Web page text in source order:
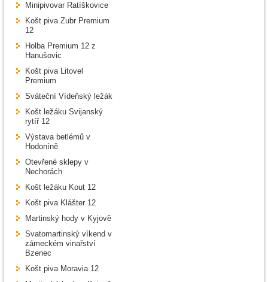
Minipivovar Ratíškovice
Košt piva Zubr Premium
12
Holba Premium 12 z
Hanušovic
Košt piva Litovel
Premium
Sváteční Vídeňský ležák
Košt ležáku Svijanský
rytíř 12
Výstava betlémů v
Hodoníně
Otevřené sklepy v
Nechorách
Košt ležáku Kout 12
Košt piva Klášter 12
Martinský hody v Kyjově
Svatomartinský víkend v
zámeckém vinařství
Bzenec
Košt piva Moravia 12